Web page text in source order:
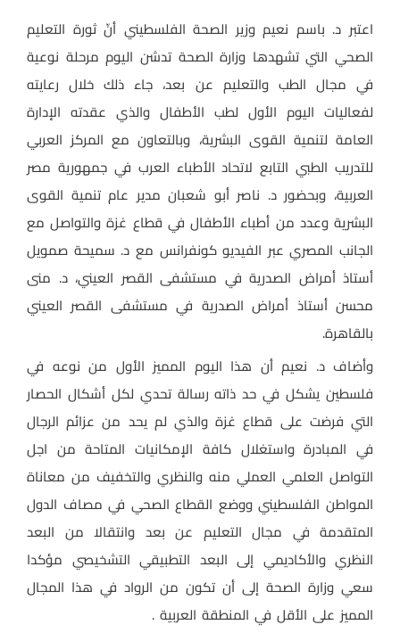
اعتبر د. باسم نعيم وزير الصحة الفلسطيني أنّ ثورة التعليم
الصحي التي تشهدها وزارة الصحة تدشن اليوم مرحلة نوعية
في مجال الطب والتعليم عن بعد، جاء ذلك خلال رعايته
لفعاليات اليوم الأول لطب الأطفال والذي عقدته الإدارة
العامة لتنمية القوى البشرية، وبالتعاون مع المركز العربي
للتدريب الطبي التابع لاتحاد الأطباء العرب في جمهورية مصر
العربية، وبحضور د. ناصر أبو شعبان مدير عام تنمية القوى
البشرية وعدد من أطباء الأطفال في قطاع غزة والتواصل مع
الجانب المصري عبر الفيديو كونفرانس مع د. سميحة صمويل
أستاذ أمراض الصدرية في مستشفى القصر العيني، د. منى
محسن أستاذ أمراض الصدرية في مستشفى القصر العيني
بالقاهرة.
وأضاف د. نعيم أن هذا اليوم المميز الأول من نوعه في
فلسطين يشكل في حد ذاته رسالة تحدي لكل أشكال الحصار
التي فرضت على قطاع غزة والذي لم يحد من عزائم الرجال
في المبادرة واستغلال كافة الإمكانيات المتاحة من اجل
التواصل العلمي العملي منه والنظري والتخفيف من معاناة
المواطن الفلسطيني ووضع القطاع الصحي في مصاف الدول
المتقدمة في مجال التعليم عن بعد وانتقالا من البعد
النظري والأكاديمي إلى البعد التطبيقي التشخيصي مؤكدا
سعي وزارة الصحة إلى أن تكون من الرواد في هذا المجال
المميز على الأقل في المنطقة العربية .